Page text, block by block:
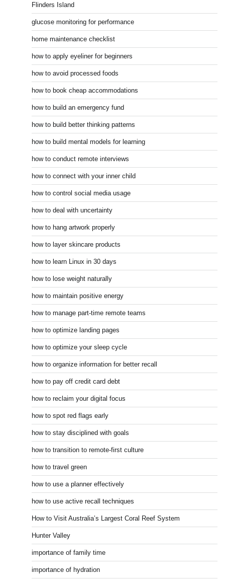
Flinders Island
glucose monitoring for performance
home maintenance checklist
how to apply eyeliner for beginners
how to avoid processed foods
how to book cheap accommodations
how to build an emergency fund
how to build better thinking patterns
how to build mental models for learning
how to conduct remote interviews
how to connect with your inner child
how to control social media usage
how to deal with uncertainty
how to hang artwork properly
how to layer skincare products
how to learn Linux in 30 days
how to lose weight naturally
how to maintain positive energy
how to manage part-time remote teams
how to optimize landing pages
how to optimize your sleep cycle
how to organize information for better recall
how to pay off credit card debt
how to reclaim your digital focus
how to spot red flags early
how to stay disciplined with goals
how to transition to remote-first culture
how to travel green
how to use a planner effectively
how to use active recall techniques
How to Visit Australia’s Largest Coral Reef System
Hunter Valley
importance of family time
importance of hydration